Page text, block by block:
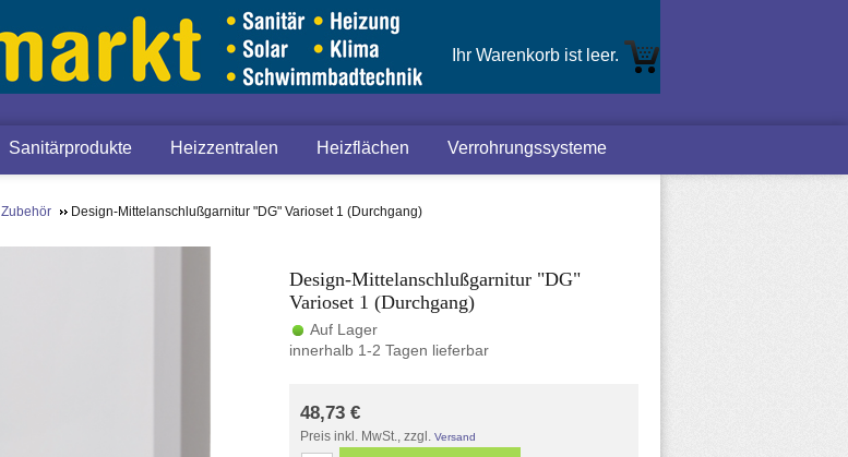
Ihr Warenkorb ist leer.
Sanitärprodukte Heizzentralen Heizflächen Verrohrungssysteme
Zubehör Design-Mittelanschlußgarnitur "DG" Varioset 1 (Durchgang)
Design-Mittelanschlußgarnitur "DG"
Varioset 1 (Durchgang)
Auf Lager
innerhalb 1-2 Tagen lieferbar
48,73 €
Preis inkl. MwSt., zzgl. Versand